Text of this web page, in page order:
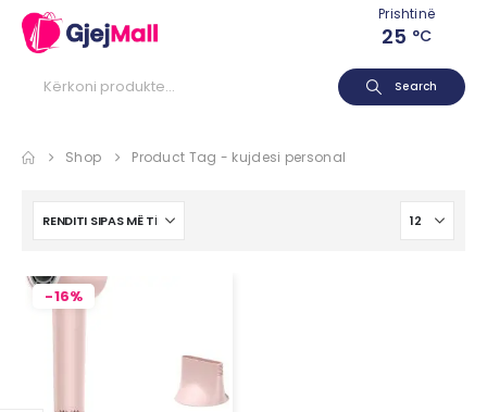
Prishtinë
25 °C
Search
Shop Product Tag - kujdesi personal
-16%